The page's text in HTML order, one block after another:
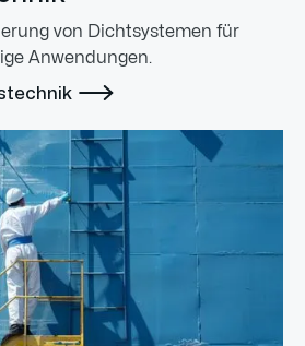
von Dichtsystemen für
Anwendungen.
